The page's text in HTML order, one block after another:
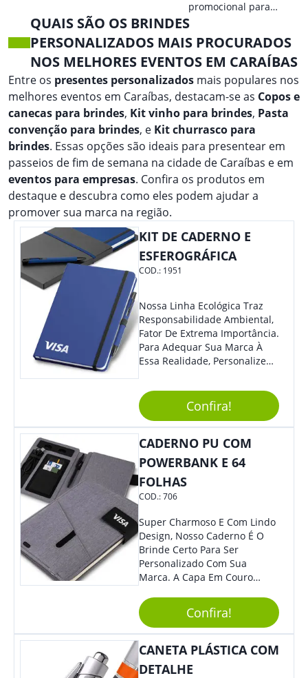
eventos.
QUAIS SÃO OS BRINDES
PERSONALIZADOS MAIS PROCURADOS
NOS MELHORES EVENTOS EM CARAÍBAS
Entre os presentes personalizados mais populares nos
melhores eventos em Caraíbas, destacam-se as Copos e
canecas para brindes, Kit vinho para brindes, Pasta
convenção para brindes, e Kit churrasco para
brindes. Essas opções são ideais para presentear em
passeios de fim de semana na cidade de Caraíbas e em
eventos para empresas. Confira os produtos em
destaque e descubra como eles podem ajudar a
promover sua marca na região.
KIT DE CADERNO E
ESFEROGRÁFICA
COD.: 1951
Nossa Linha Ecológica Traz
Responsabilidade Ambiental,
Fator De Extrema Importância.
Para Adequar Sua Marca À
Essa Realidade, Personalize
Anotações Com Post-It E
Caneta. Elaborado A Partir De
Material Reciclado, O Brinde
Também É Prático, Tornando-
Se Assim Excelente Para Uso
Cotidiano. Perfeito, Não É?!
Confira!
CADERNO PU COM
POWERBANK E 64
FOLHAS
COD.:706
Super Charmoso E Com Lindo
Design, Nosso Caderno É O
Brinde Certo Para Ser
Personalizado Com Sua
Marca. A Capa Em Couro
Elástico Permite Maior
Segurança Ao Carregá-Lo.
Ofereça A Seus Clientes E
Colaboradores, Sem Dúvidas
Confira!
CANETA PLÁSTICA COM
DETALHE